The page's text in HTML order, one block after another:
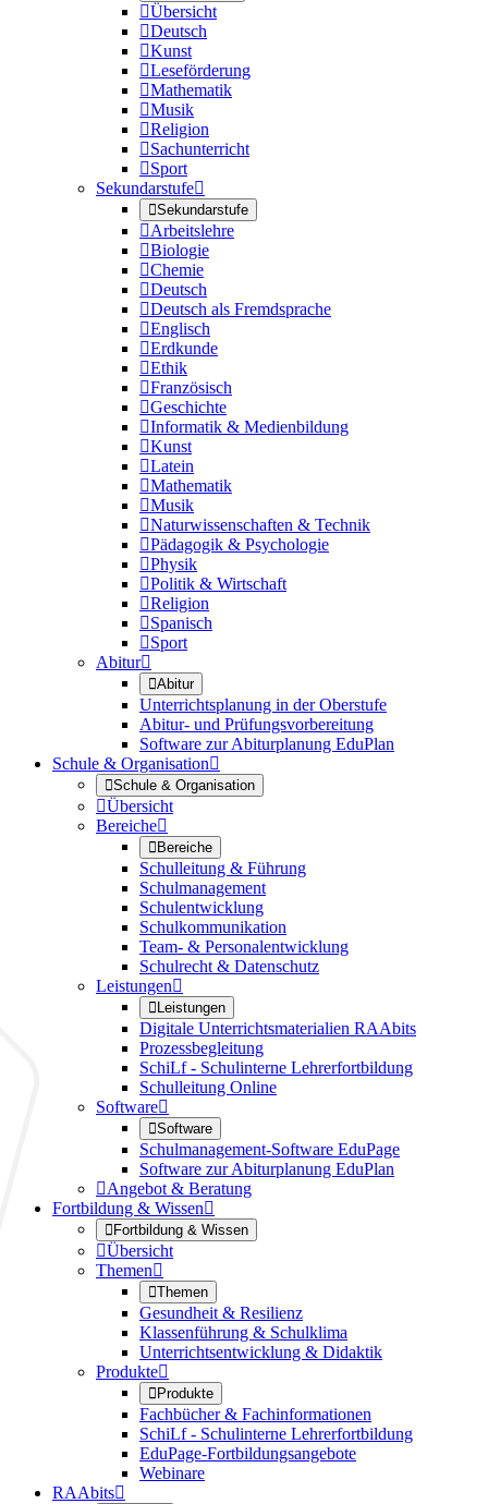
Übersicht
Deutsch
Kunst
Leseförderung
Mathematik
Musik
Religion
Sachunterricht
Sport
Sekundarstufe
Sekundarstufe
Arbeitslehre
Biologie
Chemie
Deutsch
Deutsch als Fremdsprache
Englisch
Erdkunde
Ethik
Französisch
Geschichte
Informatik & Medienbildung
Kunst
Latein
Mathematik
Musik
Naturwissenschaften & Technik
Pädagogik & Psychologie
Physik
Politik & Wirtschaft
Religion
Spanisch
Sport
Abitur
Abitur
Unterrichtsplanung in der Oberstufe
Abitur- und Prüfungsvorbereitung
Software zur Abiturplanung EduPlan
Schule & Organisation
Schule & Organisation
Übersicht
Bereiche
Bereiche
Schulleitung & Führung
Schulmanagement
Schulentwicklung
Schulkommunikation
Team- & Personalentwicklung
Schulrecht & Datenschutz
Leistungen
Leistungen
Digitale Unterrichtsmaterialien RAAbits
Prozessbegleitung
SchiLf - Schulinterne Lehrerfortbildung
Schulleitung Online
Software
Software
Schulmanagement-Software EduPage
Software zur Abiturplanung EduPlan
Angebot & Beratung
Fortbildung & Wissen
Fortbildung & Wissen
Übersicht
Themen
Themen
Gesundheit & Resilienz
Klassenführung & Schulklima
Unterrichtsentwicklung & Didaktik
Produkte
Produkte
Fachbücher & Fachinformationen
SchiLf - Schulinterne Lehrerfortbildung
EduPage-Fortbildungsangebote
Webinare
RAAbits